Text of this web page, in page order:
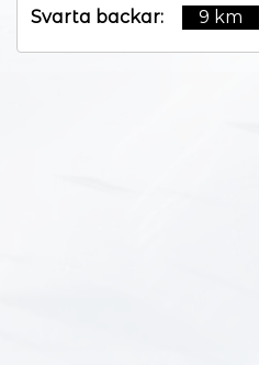
Svarta backar:
9 km